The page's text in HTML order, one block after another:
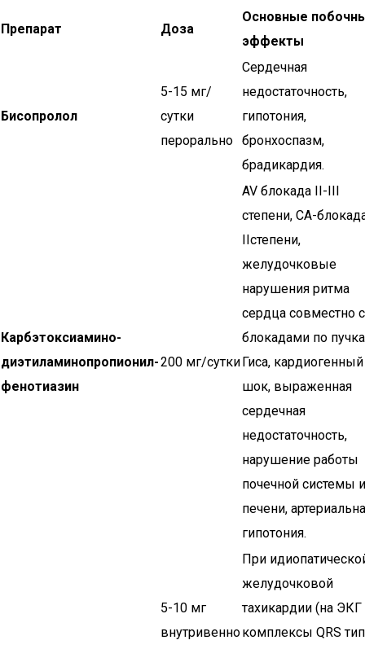
Препарат Доза
Основные
эффекты
Бисопролол
5-15 мг/
сутки
перорально
Сердечная
недостаточность,
гипотония,
бронхоспазм,
брадикардия.
Карбэтоксиамино-
диэтиламинопропионил-
фенотиазин
200 мг/сутки
AV блокада II-III
степени, CA-
IIстепени,
желудочковые
нарушения ритма
сердца совместно с
блокадами по
Гиса, кардиогенный
шок, выраженная
сердечная
недостаточность,
нарушение работы
почечной системы и
печени,
гипотония.
5-10 мг
внутривенно
При
желудочковой
тахикардии (на ЭКГ
комплексы QRS